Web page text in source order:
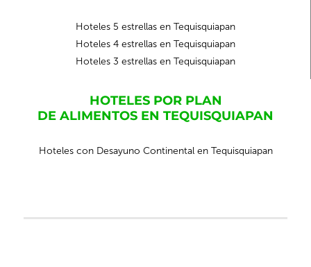
Hoteles 5 estrellas en Tequisquiapan
Hoteles 4 estrellas en Tequisquiapan
Hoteles 3 estrellas en Tequisquiapan
HOTELES POR PLAN
DE ALIMENTOS EN TEQUISQUIAPAN
Hoteles con Desayuno Continental en Tequisquiapan